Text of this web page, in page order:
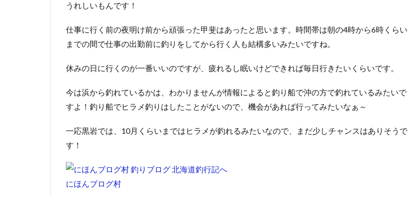
うれしいもんです！
仕事に行く前の夜明け前から頑張った甲斐はあったと思います。時間帯は朝の4時から6時くらい
までの間で仕事の出勤前に釣りをしてから行く人も結構多いみたいですね。
休みの日に行くのが一番いいのですが、疲れるし眠いけどできれば毎日行きたいくらいです。
今は浜から釣れているかは、わかりませんが情報によると釣り船で沖の方で釣れているみたいで
すよ！釣り船でヒラメ釣りはしたことがないので、機会があれば行ってみたいなぁ～
一応黒岩では、10月くらいまではヒラメが釣れるみたいなので、まだ少しチャンスはありそうで
す！
にほんブログ村